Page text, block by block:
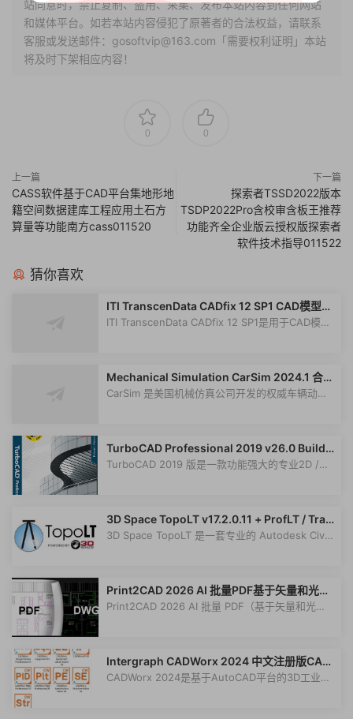
站同意时，禁止复制、盗用、采集、发布本站内容到任何网站
和媒体平台。如若本站内容侵犯了原著者的合法权益，请联系
客服或发送邮件：gosoftvip@163.com「需要权利证明」本站
将及时下架相应内容！
0 0
上一篇
CASS软件基于CAD平台集地形地
籍空间数据建库工程应用土石方
算量等功能南方cass011520
下一篇
探索者TSSD2022版本
TSDP2022Pro含校审含板王推荐
功能齐全企业版云授权版探索者
软件技术指导011522
猜你喜欢
ITI TranscenData CADfix 12 SP1 CAD模型快
速转换和处理工具010355
ITI TranscenData CADfix 12 SP1是用于CAD模型
Mechanical Simulation CarSim 2024.1 合集
版专业车辆动力学仿真软件011169
CarSim 是美国机械仿真公司开发的权威车辆动力
TurboCAD Professional 2019 v26.0 Build 3
7.4 x64 专业版 TurboCAD Professional 201
TurboCAD 2019 版是一款功能强大的专业2D /
3D Space TopoLT v17.2.0.11 + ProfLT / Tran
sLT 地形与管线设计插件套装011558
3D Space TopoLT 是一套专业的 Autodesk Civil
Print2CAD 2026 AI 批量PDF基于矢量和光栅
到DWG/DXF/DGN桌面转换器工具010344
Print2CAD 2026 AI 批量 PDF（基于矢量和光
Intergraph CADWorx 2024 中文注册版CAD
Worx24版本 3D工业设计软件011532
CADWorx 2024是基于AutoCAD平台的3D工业设